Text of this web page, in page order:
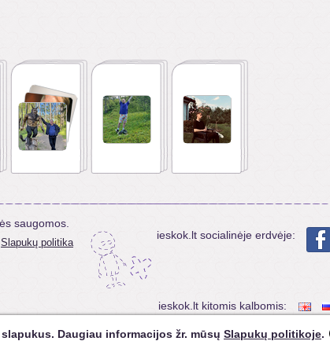
saugomos.
Slapukų politika
ieskok.lt socialinėje erdvėje:
ieskok.lt kitomis kalbomis:
Daugiau informacijos žr. mūsų Slapukų politikoje.